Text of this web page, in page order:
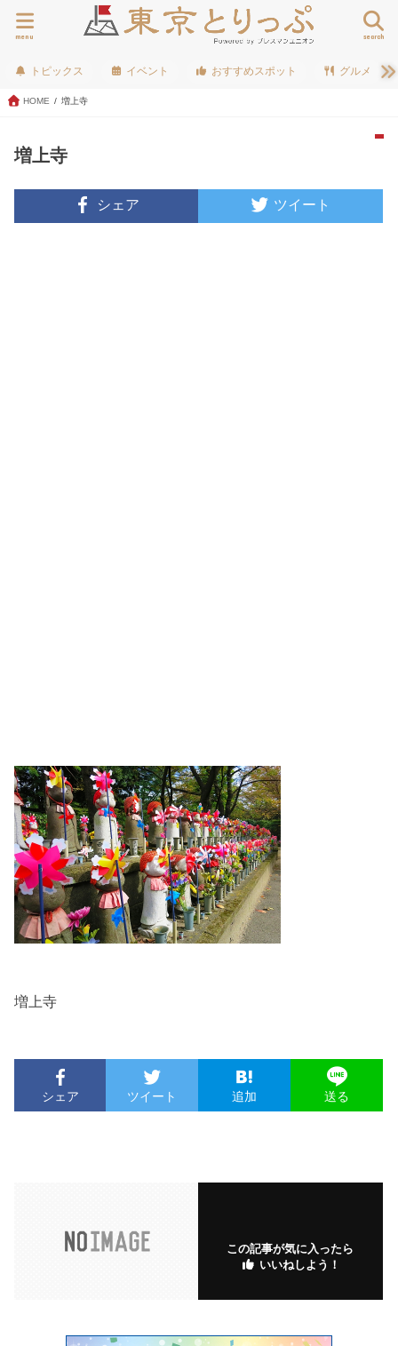
search
menu
トピックス イベント おすすめスポット グルメ
HOME 増上寺
増上寺
シェア ツイート
増上寺
シェア ツイート 追加 送る
この記事が気に入ったら
いいねしよう！